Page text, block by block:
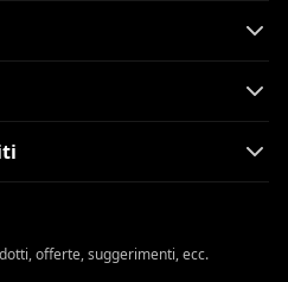
offerte, suggerimenti, ecc.